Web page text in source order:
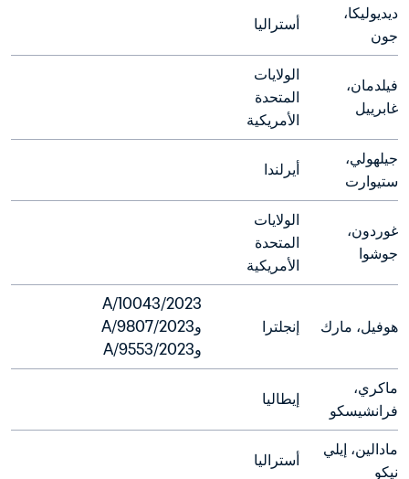
جون
أستراليا
غابرييل
الأمريكية
ستيوارت
أيرلندا
جوشوا
الأمريكية
هوفيل، مارك إنجلترا
و2023/A/9553
فرانشيسكو
إيطاليا
نيكو
أستراليا